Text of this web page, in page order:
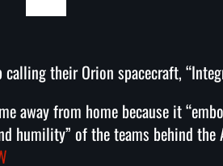
their Orion spacecraft,
away from home because it
humility” of the teams behind the